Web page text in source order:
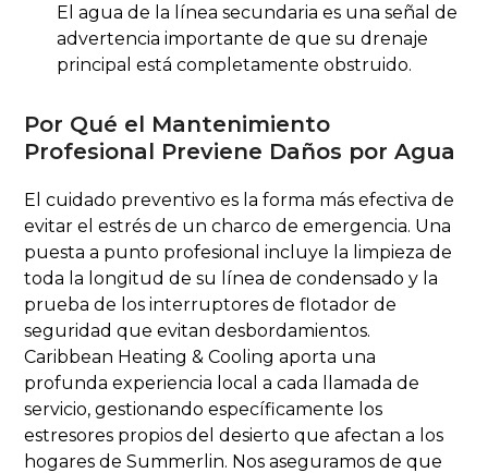
El agua de la línea secundaria es una señal de
advertencia importante de que su drenaje
principal está completamente obstruido.
Por Qué el Mantenimiento
Profesional Previene Daños por Agua
El cuidado preventivo es la forma más efectiva de
evitar el estrés de un charco de emergencia. Una
puesta a punto profesional incluye la limpieza de
toda la longitud de su línea de condensado y la
prueba de los interruptores de flotador de
seguridad que evitan desbordamientos.
Caribbean Heating & Cooling aporta una
profunda experiencia local a cada llamada de
servicio, gestionando específicamente los
estresores propios del desierto que afectan a los
hogares de Summerlin. Nos aseguramos de que